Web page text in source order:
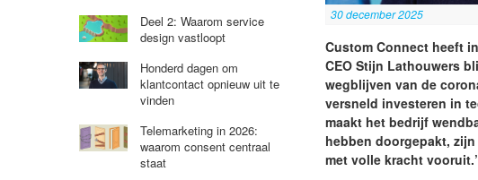
30 december 2025
Custom Connect heeft
CEO Stijn Lathouwers
wegblijven van de
versneld investeren in
maakt het bedrijf
hebben doorgepakt,
met volle kracht vooruit.’
Deel 2: Waarom service
design vastloopt
Honderd dagen om
klantcontact opnieuw uit te
vinden
Telemarketing in 2026:
waarom consent centraal
staat